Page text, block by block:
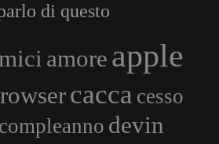
di questo
amore apple
cacca cesso
compleanno devin